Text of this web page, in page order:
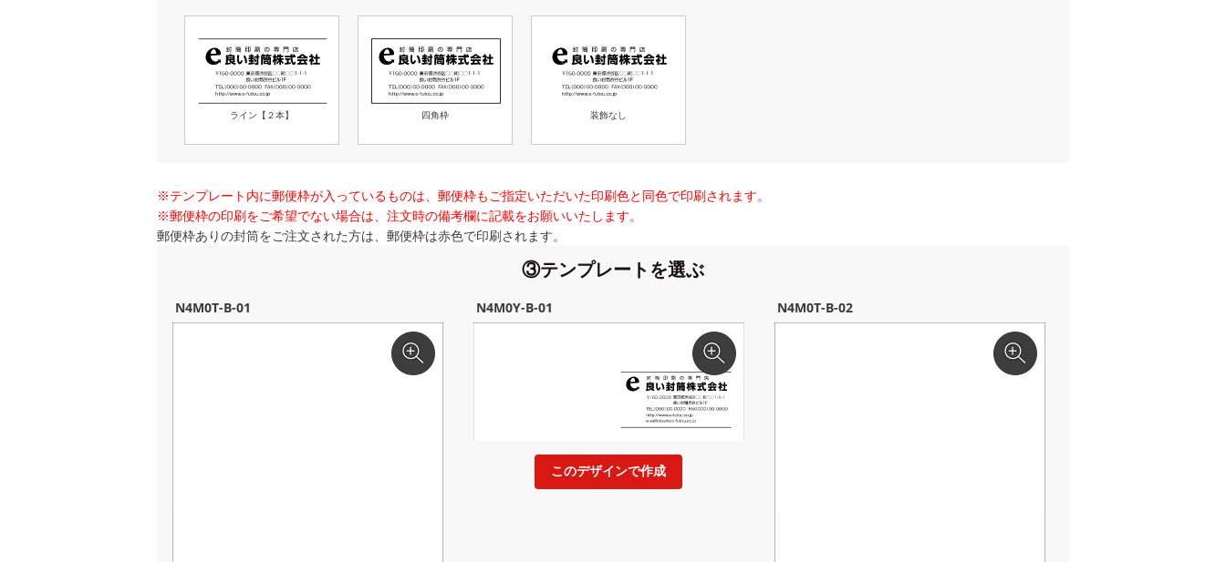
ライン【２本】 四角枠 装飾なし
※テンプレート内に郵便枠が入っているものは、郵便枠もご指定いただいた印刷色と同色で印刷されます。
※郵便枠の印刷をご希望でない場合は、注文時の備考欄に記載をお願いいたします。
郵便枠ありの封筒をご注文された方は、郵便枠は赤色で印刷されます。
③テンプレートを選ぶ
N4M0T-B-01 N4M0Y-B-01
このデザインで作成
N4M0T-B-02